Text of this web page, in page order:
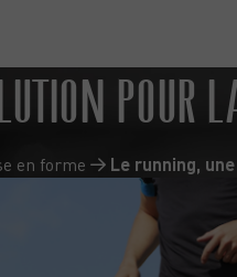
POUR
en forme Le running,